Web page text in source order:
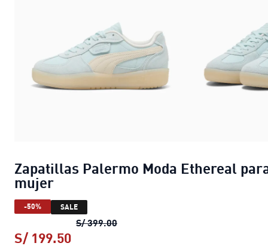
Zapatillas Palermo Moda Ethereal
mujer
-50% SALE
S/ 399.00Zapatillas Palermo Moda
S/ 199.50